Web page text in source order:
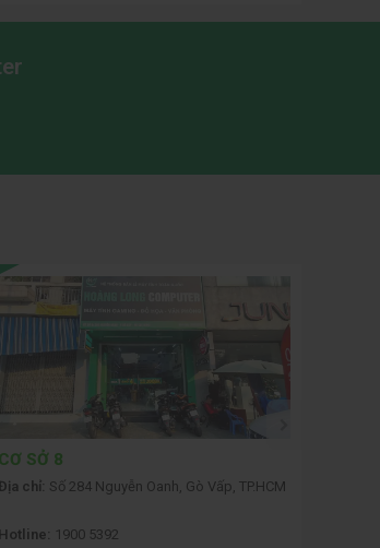
CƠ SỞ 8
Địa chỉ: Số 284 Nguyễn Oanh, Gò Vấp, TP.HCM
Hotline: 1900 5392